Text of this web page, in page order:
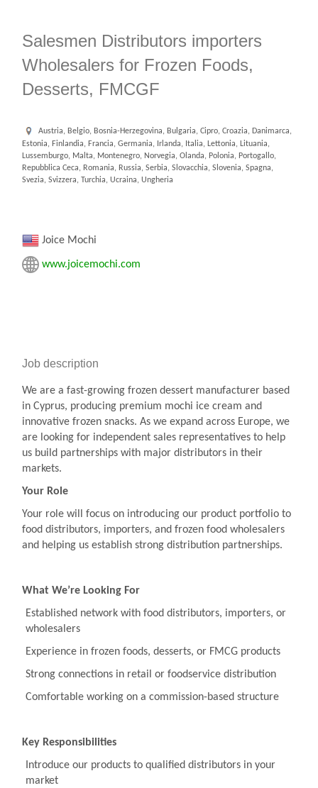
Salesmen Distributors importers
Wholesalers for Frozen Foods,
Desserts, FMCGF
Austria, Belgio, Bosnia-Herzegovina, Bulgaria, Cipro, Croazia, Danimarca,
Estonia, Finlandia, Francia, Germania, Irlanda, Italia, Lettonia, Lituania,
Lussemburgo, Malta, Montenegro, Norvegia, Olanda, Polonia, Portogallo,
Repubblica Ceca, Romania, Russia, Serbia, Slovacchia, Slovenia, Spagna,
Svezia, Svizzera, Turchia, Ucraina, Ungheria
Joice Mochi
www.joicemochi.com
Job description
We are a fast-growing frozen dessert manufacturer based
in Cyprus, producing premium mochi ice cream and
innovative frozen snacks. As we expand across Europe, we
are looking for independent sales representatives to help
us build partnerships with major distributors in their
markets.
Your Role
Your role will focus on introducing our product portfolio to
food distributors, importers, and frozen food wholesalers
and helping us establish strong distribution partnerships.
What We’re Looking For
Established network with food distributors, importers, or
wholesalers
Experience in frozen foods, desserts, or FMCG products
Strong connections in retail or foodservice distribution
Comfortable working on a commission-based structure
Key Responsibilities
Introduce our products to qualified distributors in your
market